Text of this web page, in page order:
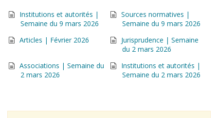
Institutions et autorités |
Semaine du 9 mars 2026
Sources normatives |
Semaine du 9 mars 2026
Articles | Février 2026
Jurisprudence | Semaine
du 2 mars 2026
Associations | Semaine du
2 mars 2026
Institutions et autorités |
Semaine du 2 mars 2026